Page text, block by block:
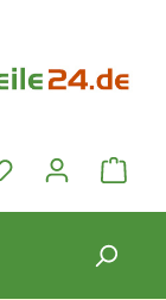
Du hast 0